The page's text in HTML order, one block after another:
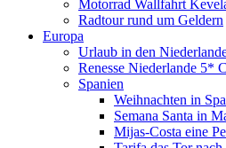
Motorrad Wallfahrt
Radtour rund um Geldern
Europa
Urlaub in den
Renesse Niederlande 5*
Spanien
Weihnachten in
Semana Santa in
Mijas-Costa eine